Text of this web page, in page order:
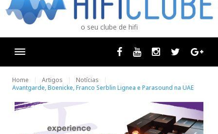
e
o seu clube de hifi
Facebook
Youtube InstagramTwitter
Home Artigos
Notícias
Avantgarde, Boenicke, Franco Serblin Lignea e Parasound na UAE